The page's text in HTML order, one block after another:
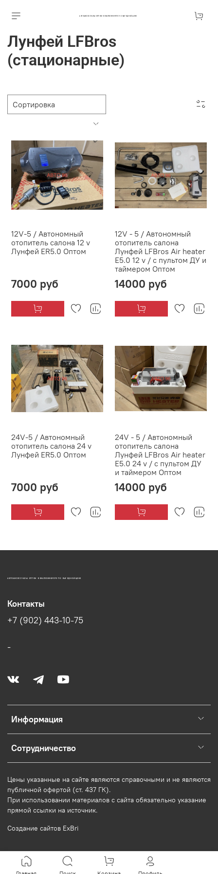
АВТОАКСЕССУАРЫ ОПТОМ В ЕКАТЕРИНБУРГЕ ПО ВЫГОДНОЙ ЦЕНЕ
Лунфей LFBros
(стационарные)
12V-5 / Автономный
отопитель салона 12 v
Лунфей ER5.0 Оптом
7000 руб
12V - 5 / Автономный
отопитель салона
Лунфей LFBros Air heater
E5.0 12 v / с пультом ДУ и
таймером Оптом
14000 руб
24V-5 / Автономный
отопитель салона 24 v
Лунфей ER5.0 Оптом
7000 руб
24V - 5 / Автономный
отопитель салона
Лунфей LFBros Air heater
E5.0 24 v / с пультом ДУ
и таймером Оптом
14000 руб
АВТОАКСЕССУАРЫ ОПТОМ В ЕКАТЕРИНБУРГЕ ПО ВЫГОДНОЙ ЦЕНЕ
Информация
Сотрудничество
Контакты
+7 (902) 443-10-75
-
Цены указанные на сайте являются справочными и не являются
публичной офертой (ст. 437 ГК).
При использовании материалов с сайта обязательно указание
прямой ссылки на источник.
Создание сайтов ExBri